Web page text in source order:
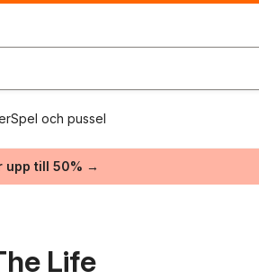
Spel och pussel
upp till 50% →
Life